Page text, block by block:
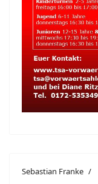
Sebastian Franke